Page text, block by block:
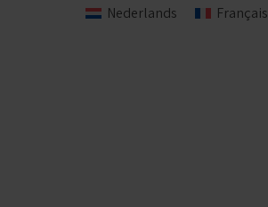
Nederlands Français